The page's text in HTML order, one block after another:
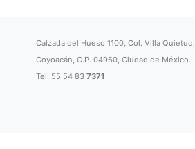
Calzada del Hueso 1100, Col. Villa Quietud,
Coyoacán, C.P. 04960, Ciudad de México.
Tel. 55 54 837371